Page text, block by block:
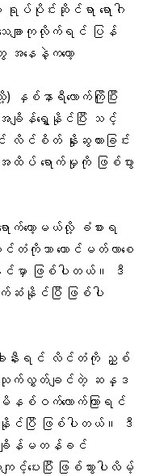
ပိုင်းဆိုင်ရာ ရောဂါ
ေချာကုလိုက်ရင် ပြန်
အနေနဲ့ကတော့
နာရီလောက်ကြိုပြီး
အချိန်ရွှေ့နိုင်ပြီး သင့်
လိင်စိတ် နှိုးဆွထားခြင်
ထိပ် ရောက်မှုကို ဖြစ်ပွား
က်တော့မယ်လို့ ခံစားရ
တံကိုသာ ထောင်မတ်လာစေ
ားနိုင်မှာ ဖြစ်ပါတယ်။ ဒီ
က်ဆံနိုင်ပြီ ဖြစ်ပါ
ခါနီးရင် လိင်တံကို ညှစ်
သုက်လွှတ်ချင်တဲ့ ဆန္ဒ
မိနစ်ဝက်လောက်ကြာရင်
ပြီ ဖြစ်ပါတယ်။ ဒီ
ချိန်မတန်ခင်
ေးပြီး ဖြစ်သွားပါလိမ့်